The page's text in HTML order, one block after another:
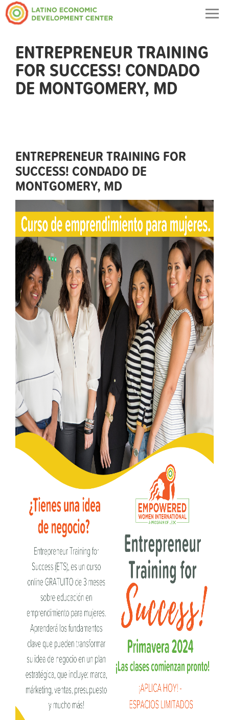
ENTREPRENEUR TRAINING
FOR SUCCESS! CONDADO
DE MONTGOMERY, MD
ENTREPRENEUR TRAINING FOR
SUCCESS! CONDADO DE
MONTGOMERY, MD